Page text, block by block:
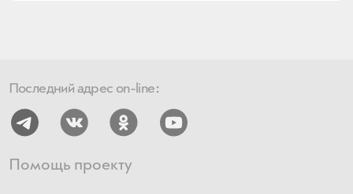
Последний адрес on-line:
Помощь проекту